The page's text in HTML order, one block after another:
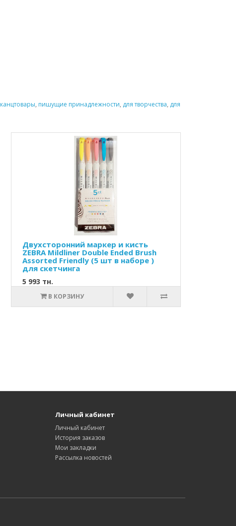
канцтовары, пишущие принадлежности, для творчества, для
Двухсторонний маркер и кисть
ZEBRA Mildliner Double Ended Brush
Assorted Friendly (5 шт в наборе )
для скетчинга
5 993 тн.
В КОРЗИНУ
Личный кабинет
Личный кабинет
История заказов
Мои закладки
Рассылка новостей